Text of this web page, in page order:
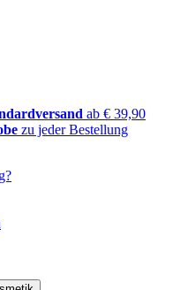
ab € 39,90
zu jeder Bestellung